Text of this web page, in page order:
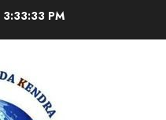
3:33:33 PM